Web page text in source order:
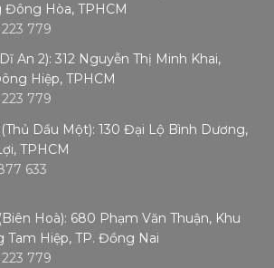
Đông Hòa, TPHCM
779
An 2): 312 Nguyễn Thị Minh Khai,
Hiệp, TPHCM
779
Dầu Một): 130 Đại Lộ Bình Dương,
TPHCM
633
Hoà): 680 Phạm Văn Thuận, Khu
Tam Hiệp, TP. Đồng Nai
779